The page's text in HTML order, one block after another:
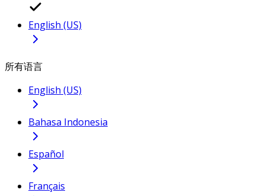
English (US)
所有语言
English (US)
Bahasa Indonesia
Español
Français